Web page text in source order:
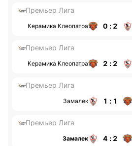
Премьер Лига
Керамика Клеопатра 0 : 2
Премьер Лига
Керамика Клеопатра 2 : 2
Премьер Лига
Замалек 1 : 1
Премьер Лига
Замалек 4 : 2